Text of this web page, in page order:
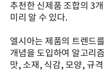
추천한 신제품 조합의 3
미리 알 수 있다.
엘시아는 제품의 트렌드
개념을 도입하여 알고리
맛, 소재, 식감, 모양, 규